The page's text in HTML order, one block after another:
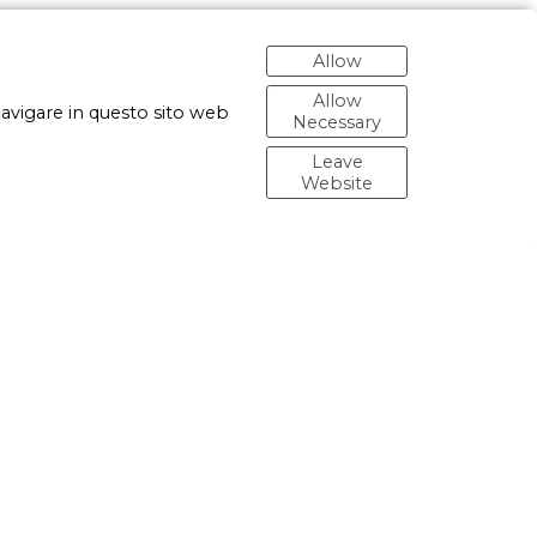
in questo sito web
Allow
Allow
Necessary
Leave
Website